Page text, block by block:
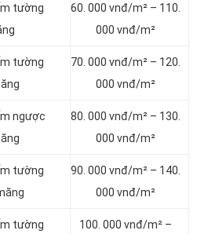
tường
60. 000 vnđ/m² – 110.
000 vnđ/m²
tường
70. 000 vnđ/m² – 120.
000 vnđ/m²
ngược
80. 000 vnđ/m² – 130.
000 vnđ/m²
tường
90. 000 vnđ/m² – 140.
000 vnđ/m²
tường
100. 000 vnđ/m² –